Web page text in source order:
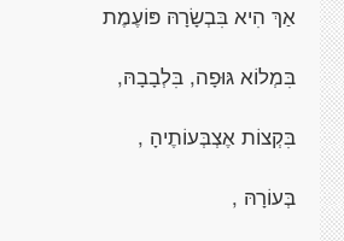
אַךְ הִיא בִּבְשָׂרָהּ פּוֹעֶמֶת
בִּמְלוֹא גּוּפָה, בִּלְבָבָהּ,
בִּקְצוֹת אֶצְבְּעוֹתֶיהָ ,
בְּעוֹרָהּ ,